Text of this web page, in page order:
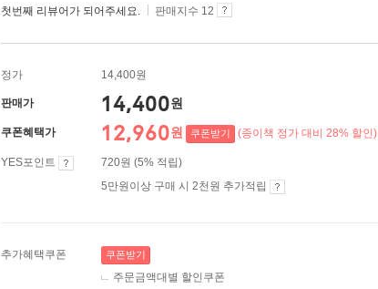
첫번째 리뷰어가 되어주세요. 판매지수 12
정가 14,400원
판매가 14,400원
쿠폰혜택가 12,960원 쿠폰받기 (종이책 정가 대비 28% 할인)
YES포인트
720원 (5% 적립)
5만원이상 구매 시 2천원 추가적립
추가혜택쿠폰 쿠폰받기
주문금액대별 할인쿠폰